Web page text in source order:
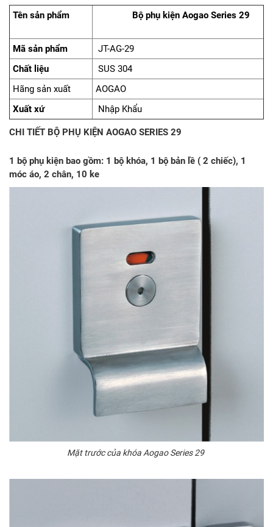
Tên sản phẩm Bộ phụ kiện Aogao Series 29
Mã sản phẩm
JT-AG-29
Chất liệu
SUS 304
Hãng sản xuất
AOGAO
Xuất xứ
Nhập Khẩu
CHI TIẾT BỘ PHỤ KIỆN AOGAO SERIES 29
1 bộ phụ kiện bao gồm: 1 bộ khóa, 1 bộ bản lề ( 2 chiếc), 1
móc áo, 2 chân, 10 ke
Mặt trước của khóa Aogao Series 29